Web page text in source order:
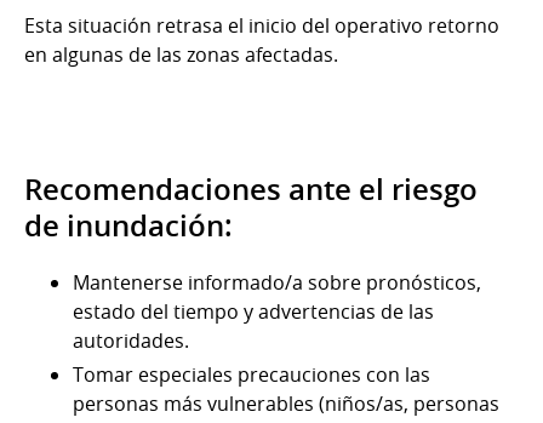
Esta situación retrasa el inicio del operativo retorno
en algunas de las zonas afectadas.
Recomendaciones ante el riesgo
de inundación:
Mantenerse informado/a sobre pronósticos,
estado del tiempo y advertencias de las
autoridades.
Tomar especiales precauciones con las
personas más vulnerables (niños/as, personas